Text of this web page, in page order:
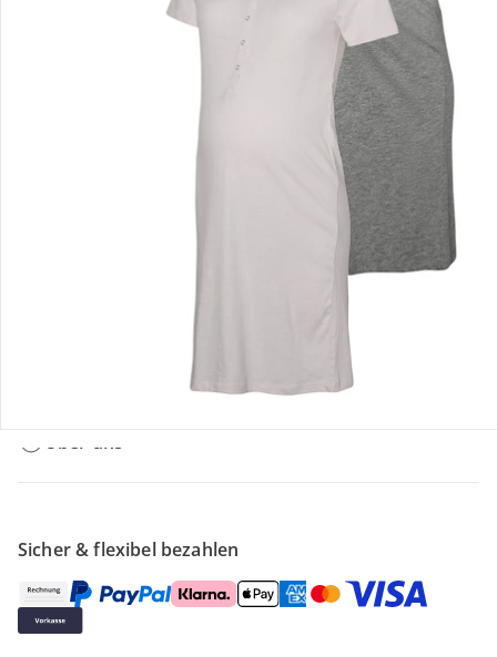
Bestellung & Lieferung
Retoure & Reklamation
Filialen & Beratung
Über uns
Sicher & flexibel bezahlen